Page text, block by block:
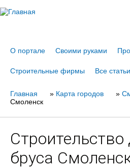
О портале Своими руками
Строительные фирмы Все статьи
Вы
Главная » Карта городов »
Смоленск
бруса